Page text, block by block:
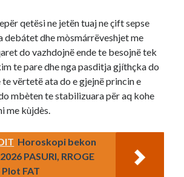
qetësi ne jetën tuaj ne çift sepse
debátet dhe mòsmárrëveshjet me
do vazhdojnë ende te besojnë tek
te pare dhe nga pasditja gjíthçka do
vërtetë ata do e gjejnë princin e
mbèten te stabilizuara për aq kohe
me kùjdès.
Horoskopi bekon
PASURI, RROGE
FAT